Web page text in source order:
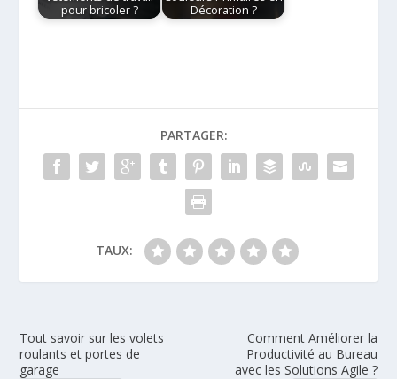
pour bricoler ?
Décoration ?
PARTAGER:
TAUX:
Tout savoir sur les volets
roulants et portes de
garage
Comment Améliorer la
Productivité au Bureau
avec les Solutions Agile ?